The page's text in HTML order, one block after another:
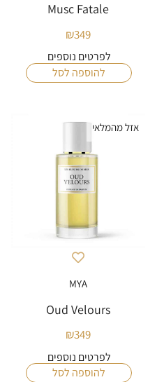
Musc Fatale
₪349
לפרטים נוספים
להוספה לסל
אזל מהמלאי
MYA
Oud Velours
₪349
לפרטים נוספים
להוספה לסל